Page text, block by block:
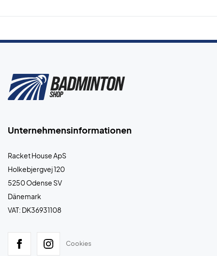
Unternehmensinformationen
Racket House ApS
Holkebjergvej 120
5250 Odense SV
Dänemark
VAT: DK36931108
Cookies